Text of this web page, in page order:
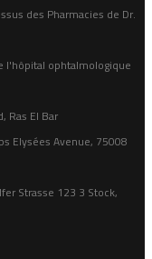
des Pharmacies de Dr.
l'hôpital ophtalmologique
Ras El Bar
Elysées Avenue, 75008
Strasse 123 3 Stock,